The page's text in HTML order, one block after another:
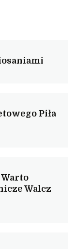
Piła
Walcz